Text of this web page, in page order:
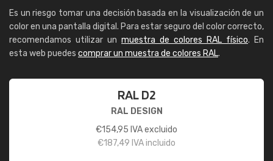
Es un riesgo tomar una decisión basada en la visualización de un
color en una pantalla digital. Para estar seguro del color correcto,
recomendamos utilizar un muestra de colores RAL físico. En
esta web puedes comprar un muestra de colores RAL.
RAL D2
RAL DESIGN
€154,95 IVA excluido
€187,49 IVA incluido